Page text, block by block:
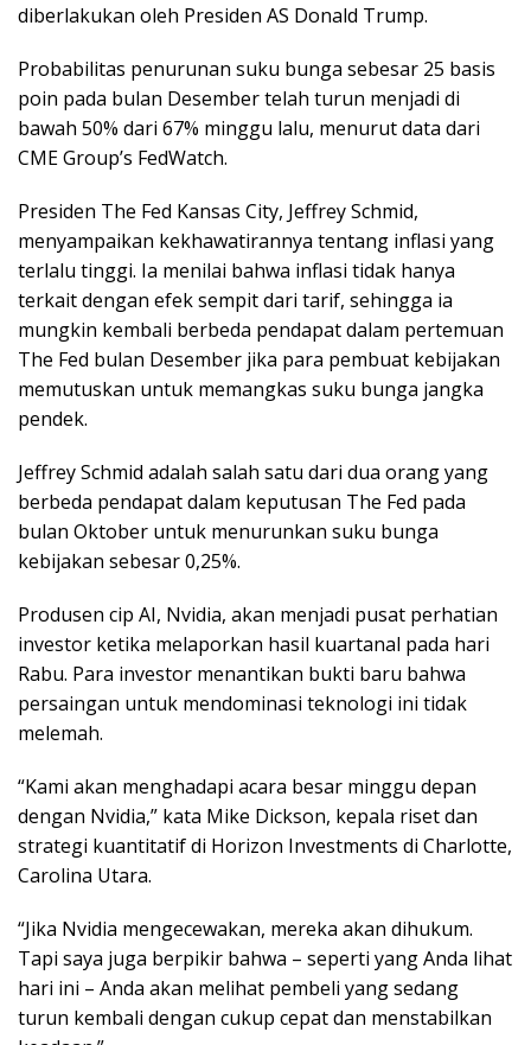
diberlakukan oleh Presiden AS Donald Trump.
Probabilitas penurunan suku bunga sebesar 25 basis
poin pada bulan Desember telah turun menjadi di
bawah 50% dari 67% minggu lalu, menurut data dari
CME Group’s FedWatch.
Presiden The Fed Kansas City, Jeffrey Schmid,
menyampaikan kekhawatirannya tentang inflasi yang
terlalu tinggi. Ia menilai bahwa inflasi tidak hanya
terkait dengan efek sempit dari tarif, sehingga ia
mungkin kembali berbeda pendapat dalam pertemuan
The Fed bulan Desember jika para pembuat kebijakan
memutuskan untuk memangkas suku bunga jangka
pendek.
Jeffrey Schmid adalah salah satu dari dua orang yang
berbeda pendapat dalam keputusan The Fed pada
bulan Oktober untuk menurunkan suku bunga
kebijakan sebesar 0,25%.
Produsen cip AI, Nvidia, akan menjadi pusat perhatian
investor ketika melaporkan hasil kuartanal pada hari
Rabu. Para investor menantikan bukti baru bahwa
persaingan untuk mendominasi teknologi ini tidak
melemah.
“Kami akan menghadapi acara besar minggu depan
dengan Nvidia,” kata Mike Dickson, kepala riset dan
strategi kuantitatif di Horizon Investments di Charlotte,
Carolina Utara.
“Jika Nvidia mengecewakan, mereka akan dihukum.
Tapi saya juga berpikir bahwa – seperti yang Anda lihat
hari ini – Anda akan melihat pembeli yang sedang
turun kembali dengan cukup cepat dan menstabilkan